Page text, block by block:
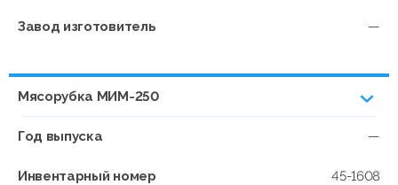
Завод изготовитель —
Мясорубка МИМ-250
Год выпуска —
Инвентарный номер 45-1608